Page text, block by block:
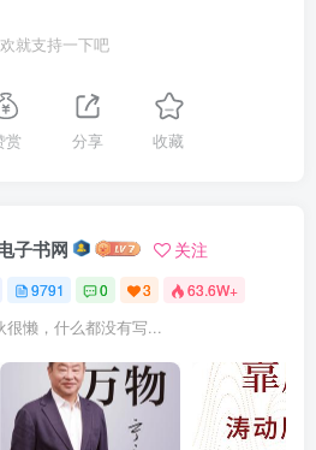
就支持一下吧
赏 分享 收藏
子书网 关注
9791 0 3 63.6W+
很懒，什么都没有写...